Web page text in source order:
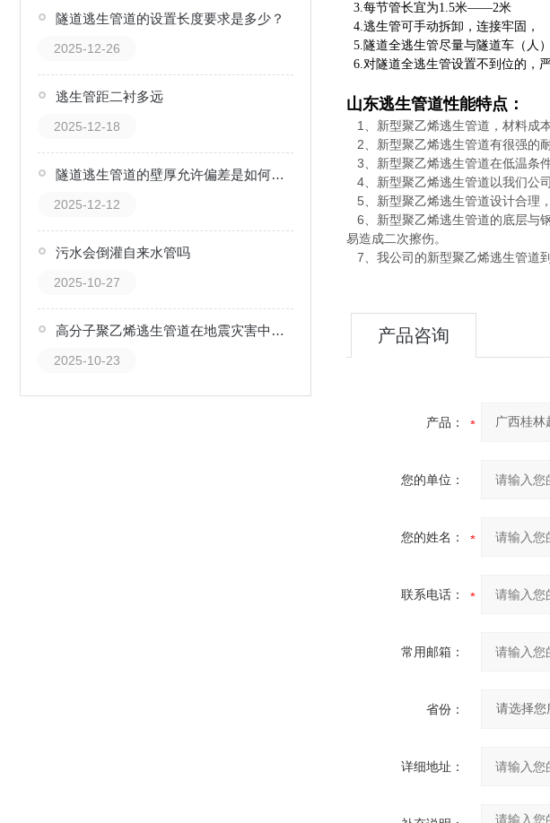
3.每节管长宜为1.5米——2米
4.逃生管可手动拆卸，连接牢固，
5.隧道全逃生管尽量与隧道车（人
6.对隧道全逃生管设置不到位的，
山东逃生管道性能特点：
1、新型聚乙烯逃生管道，材料
2、新型聚乙烯逃生管道有很强的
3、新型聚乙烯逃生管道在低温条
4、新型聚乙烯逃生管道以我们公
5、新型聚乙烯逃生管道设计合理
6、新型聚乙烯逃生管道的底层与
易造成二次擦伤。
7、我公司的新型聚乙烯逃生管道
产品咨询
产品：
您的单位：
您的姓名：
联系电话：
常用邮箱：
省份：
详细地址：
隧道逃生管道的设置长度要求是多少？
2025-12-26
逃生管距二衬多远
2025-12-18
隧道逃生管道的壁厚允许偏差是如何确定的？
2025-12-12
污水会倒灌自来水管吗
2025-10-27
高分子聚乙烯逃生管道在地震灾害中的作用分析
2025-10-23